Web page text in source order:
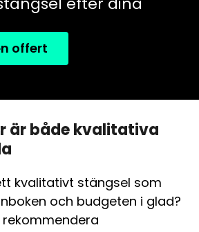
offert
är både kvalitativa
kvalitativt stängsel som
och budgeten i glad?